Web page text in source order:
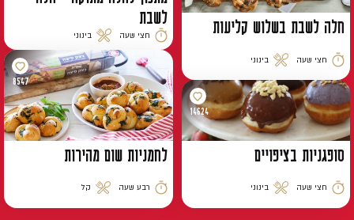
חלה לשבת בשלוש קליעות
זמן הכנה
חצי שעה
רמת קושי
בינוני
לשבת
זמן הכנה
חצי שעה
רמת קושי
בינוני
14624
סופגניות בציפויים
זמן הכנה
חצי שעה
רמת קושי
בינוני
8547
לחמניות שום מהירות
זמן הכנה
רבע שעה
רמת קושי
קל